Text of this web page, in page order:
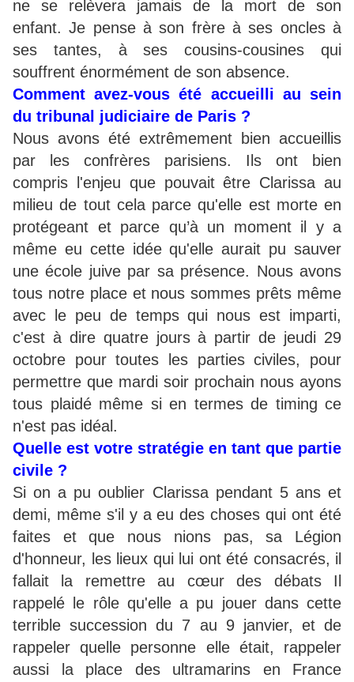
ne se relèvera jamais de la mort de son
enfant. Je pense à son frère à ses oncles à
ses tantes, à ses cousins-cousines qui
souffrent énormément de son absence.
Comment avez-vous été accueilli au sein
du tribunal judiciaire de Paris ?
Nous avons été extrêmement bien accueillis
par les confrères parisiens. Ils ont bien
compris l'enjeu que pouvait être Clarissa au
milieu de tout cela parce qu'elle est morte en
protégeant et parce qu’à un moment il y a
même eu cette idée qu'elle aurait pu sauver
une école juive par sa présence. Nous avons
tous notre place et nous sommes prêts même
avec le peu de temps qui nous est imparti,
c'est à dire quatre jours à partir de jeudi 29
octobre pour toutes les parties civiles, pour
permettre que mardi soir prochain nous ayons
tous plaidé même si en termes de timing ce
n'est pas idéal.
Quelle est votre stratégie en tant que partie
civile ?
Si on a pu oublier Clarissa pendant 5 ans et
demi, même s'il y a eu des choses qui ont été
faites et que nous nions pas, sa Légion
d'honneur, les lieux qui lui ont été consacrés, il
fallait la remettre au cœur des débats Il
rappelé le rôle qu'elle a pu jouer dans cette
terrible succession du 7 au 9 janvier, et de
rappeler quelle personne elle était, rappeler
aussi la place des ultramarins en France